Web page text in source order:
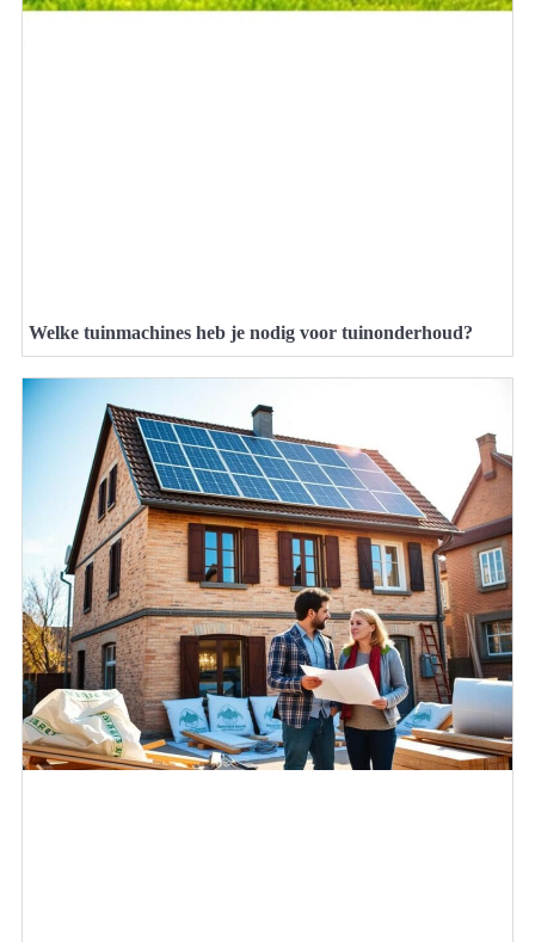
Welke tuinmachines heb je nodig voor tuinonderhoud?